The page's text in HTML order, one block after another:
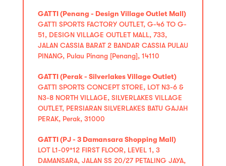
GATTI (Penang - Design Village Outlet Mall)
GATTI SPORTS FACTORY OUTLET, G-46 TO G-
51, DESIGN VILLAGE OUTLET MALL, 733,
JALAN CASSIA BARAT 2 BANDAR CASSIA PULAU
PINANG, Pulau Pinang [Penang], 14110
GATTI (Perak - Silverlakes Village Outlet)
GATTI SPORTS CONCEPT STORE, LOT N3-6 &
N3-8 NORTH VILLAGE, SILVERLAKES VILLAGE
OUTLET, PERSIARAN SILVERLAKES BATU GAJAH
PERAK, Perak, 31000
GATTI (PJ - 3 Damansara Shopping Mall)
LOT L1-09*12 FIRST FLOOR, LEVEL 1, 3
DAMANSARA, JALAN SS 20/27 PETALING JAYA,